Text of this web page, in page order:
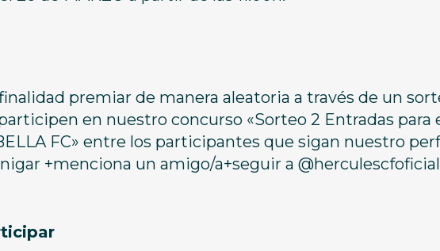
premiar de manera aleatoria a través de un
en nuestro concurso «Sorteo 2 Entradas para
FC» entre los participantes que sigan nuestro
+menciona un amigo/a+seguir a @herculescfoficial